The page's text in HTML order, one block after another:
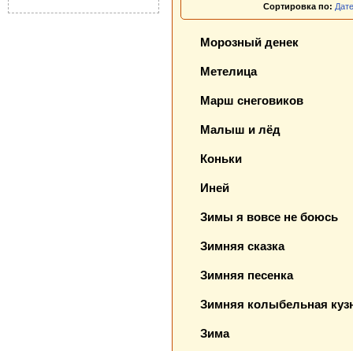
Сортировка по: Дате
Морозный денек
Метелица
Марш снеговиков
Малыш и лёд
Коньки
Иней
Зимы я вовсе не боюсь
Зимняя сказка
Зимняя песенка
Зимняя колыбельная
Зима